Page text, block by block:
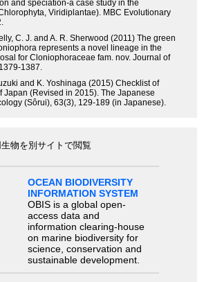
and speciation-a case study in the
Viridiplantae). MBC Evolutionary
C. J. and A. R. Sherwood (2011) The green
represents a novel lineage in the
for Cloniophoraceae fam. nov. Journal of
1387.
and K. Yoshinaga (2015) Checklist of
Japan (Revised in 2015). The Japanese
(Sôrui), 63(3), 129-189 (in Japanese).
生物を別サイトで閲覧
OCEAN BIODIVERSITY
INFORMATION SYSTEM
OBIS is a global open-
access data and
information clearing-house
on marine biodiversity for
science, conservation and
sustainable development.